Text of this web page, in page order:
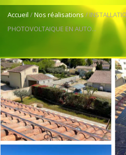
Accueil /Nos réalisations/
PHOTOVOLTAIQUE EN AUTO...